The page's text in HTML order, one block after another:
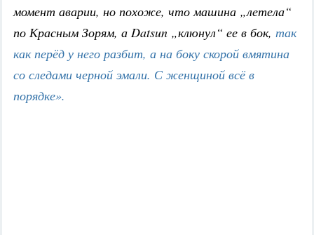
момент аварии, но похоже, что машина „летела“
по Красным Зорям, а Datsun „клюнул“ ее в бок, так
как перёд у него разбит, а на боку скорой вмятина
со следами черной эмали. С женщиной всё в
порядке».